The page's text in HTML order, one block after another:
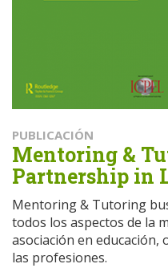
PUBLICACIÓN
Mentoring &
Partnership in
Mentoring & Tutoring
todos los aspectos de la
asociación en educación,
las profesiones.